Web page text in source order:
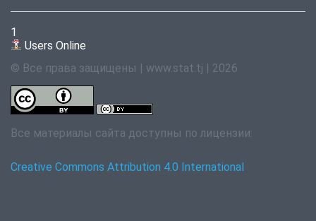
1
Users Online
© Все права защищены | www.stat.tj | 2026
Все материалы сайта доступны по лицензии:
Creative Commons Attribution 4.0 International